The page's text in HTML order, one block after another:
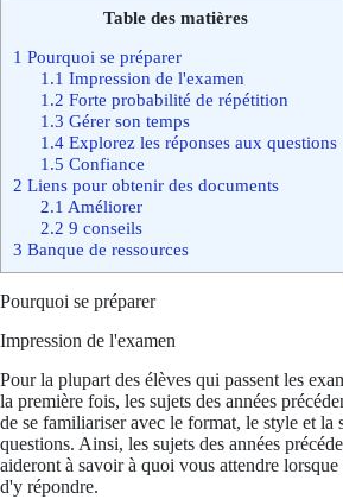
Table des matières
1 Pourquoi se préparer
1.1 Impression de l'examen
1.2 Forte probabilité de répétition
1.3 Gérer son temps
1.4Explorez les réponses aux questions
1.5 Confiance
2 Liens pour obtenir des documents
2.1 Améliorer
2.2 9 conseils
3 Banque de ressources
Pourquoi se préparer
Impression de l'examen
Pour la plupart des élèves qui passent les
la première fois, les sujets des années
de se familiariser avec le format, le style et la
questions. Ainsi, les sujets des années
aideront à savoir à quoi vous attendre lorsque
d'y répondre.